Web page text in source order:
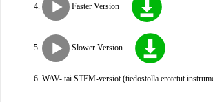
Faster Version
Slower Version
WAV- tai STEM-versiot (tiedostolla erotetut